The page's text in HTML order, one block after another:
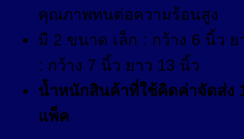
คุณภาพทนต่อความร้อนสูง
มี 2 ขนาด เล็ก : กว้าง 6 นิ้ว
: กว้าง 7 นิ้ว ยาว 13 นิ้ว
น้ำหนักสินค้าที่ใช้คิดค่าจัดส่ง
แพ็ค